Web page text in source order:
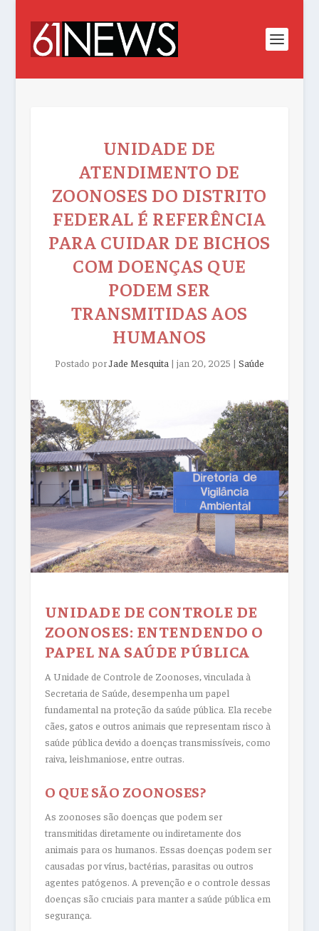
UNIDADE DE
ATENDIMENTO DE
ZOONOSES DO DISTRITO
FEDERAL É REFERÊNCIA
PARA CUIDAR DE BICHOS
COM DOENÇAS QUE
PODEM SER
TRANSMITIDAS AOS
HUMANOS
Postado porJade Mesquita | jan 20, 2025 | Saúde
UNIDADE DE CONTROLE DE
ZOONOSES: ENTENDENDO O
PAPEL NA SAÚDE PÚBLICA
A Unidade de Controle de Zoonoses, vinculada à
Secretaria de Saúde, desempenha um papel
fundamental na proteção da saúde pública. Ela recebe
cães, gatos e outros animais que representam risco à
saúde pública devido a doenças transmissíveis, como
raiva, leishmaniose, entre outras.
O QUE SÃO ZOONOSES?
As zoonoses são doenças que podem ser
transmitidas diretamente ou indiretamente dos
animais para os humanos. Essas doenças podem ser
causadas por vírus, bactérias, parasitas ou outros
agentes patógenos. A prevenção e o controle dessas
doenças são cruciais para manter a saúde pública em
segurança.